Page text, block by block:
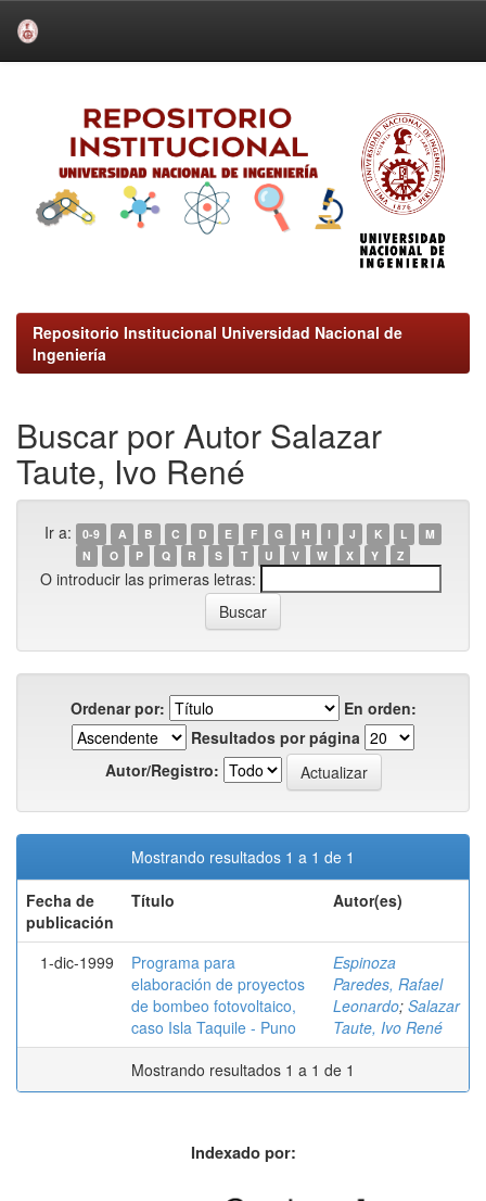
Repositorio Institucional Universidad Nacional de
Ingeniería
Buscar por Autor Salazar
Taute, Ivo René
Ir a: 0-9 A B C D E F G H I J K L
M
N
O P Q R S T U V W X Y Z
O introducir las primeras letras:
Ordenar por:
En orden:
Resultados por página
Autor/Registro:
Mostrando resultados 1 a 1 de 1
Fecha de
publicación
Título Autor(es)
1-dic-1999
Programa para
elaboración de proyectos
de bombeo fotovoltaico,
caso Isla Taquile - Puno
Espinoza
Paredes, Rafael
Leonardo; Salazar
Taute, Ivo René
Mostrando resultados 1 a 1 de 1
Indexado por: